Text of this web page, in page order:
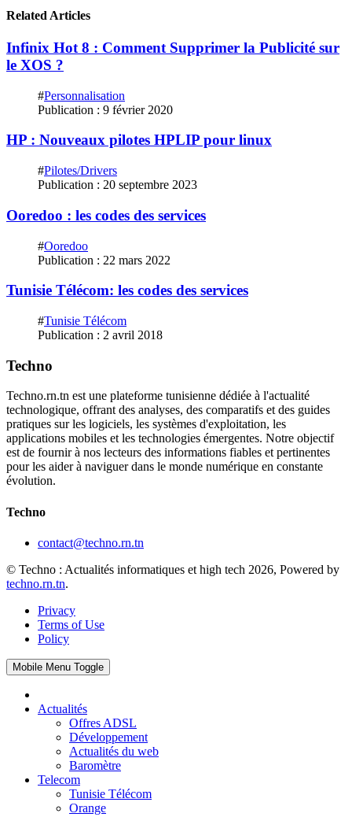
Related Articles
Infinix Hot 8 : Comment Supprimer la Publicité sur
le XOS ?
#Personnalisation
Publication : 9 février 2020
HP : Nouveaux pilotes HPLIP pour linux
#Pilotes/Drivers
Publication : 20 septembre 2023
Ooredoo : les codes des services
#Ooredoo
Publication : 22 mars 2022
Tunisie Télécom: les codes des services
#Tunisie Télécom
Publication : 2 avril 2018
Techno
Techno.rn.tn est une plateforme tunisienne dédiée à l'actualité
technologique, offrant des analyses, des comparatifs et des guides
pratiques sur les logiciels, les systèmes d'exploitation, les
applications mobiles et les technologies émergentes. Notre objectif
est de fournir à nos lecteurs des informations fiables et pertinentes
pour les aider à naviguer dans le monde numérique en constante
évolution.
Techno
contact@techno.rn.tn
© Techno : Actualités informatiques et high tech 2026, Powered by
techno.rn.tn.
Privacy
Terms of Use
Policy
Mobile Menu Toggle
Actualités
Offres ADSL
Développement
Actualités du web
Baromètre
Telecom
Tunisie Télécom
Orange